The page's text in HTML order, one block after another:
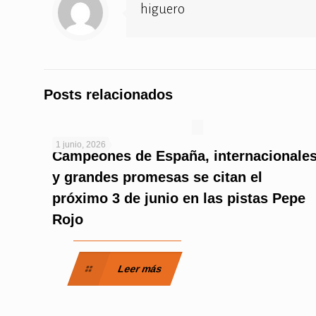
higuero
Posts relacionados
1 junio, 2026
Campeones de España,
y grandes promesas se citan el
próximo 3 de junio en las pistas Pepe
Rojo
Leer más